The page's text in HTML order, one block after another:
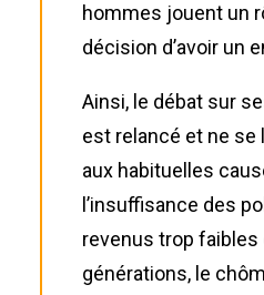
hommes jouent un
décision d’avoir un
Ainsi, le débat sur
est relancé et ne
aux habituelles
l’insuffisance des
revenus trop
générations, le